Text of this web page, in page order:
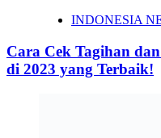
INDONESIA
Cara Cek Tagihan
di 2023 yang Terbaik!